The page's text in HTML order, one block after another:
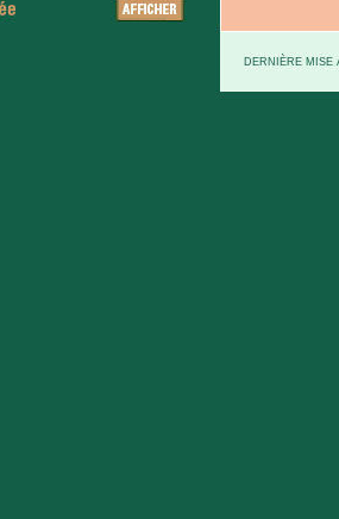
DERNIÈRE MISE